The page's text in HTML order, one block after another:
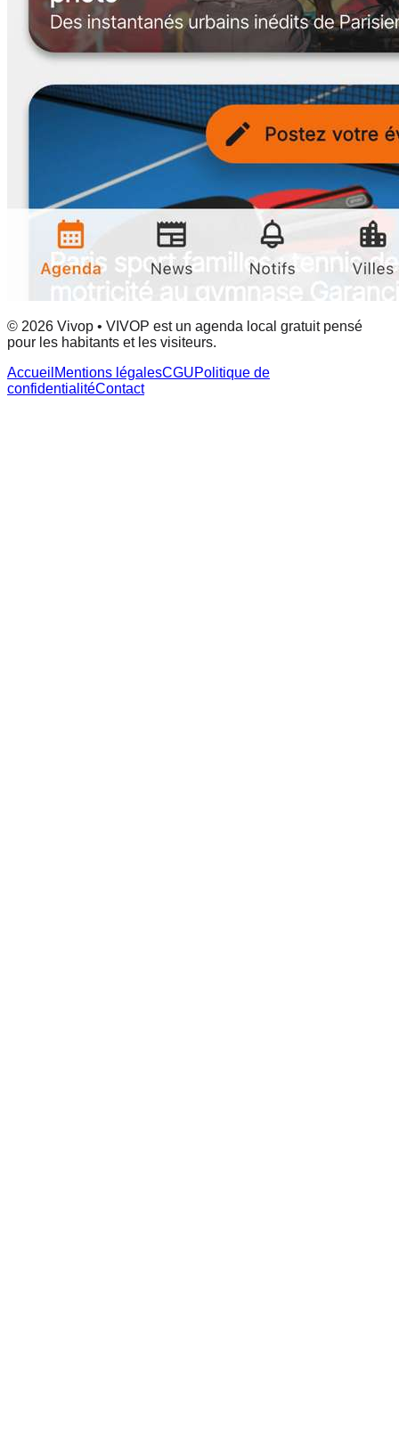
© 2026 Vivop • VIVOP est un agenda local gratuit pensé
pour les habitants et les visiteurs.
Accueil Mentions légalesCGUPolitique de
confidentialitéContact